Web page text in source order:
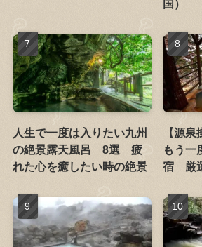
国）
人生で一度は入りたい九州
の絶景露天風呂 8選 疲
れた心を癒したい時の絶景
【源
もう一
宿 厳